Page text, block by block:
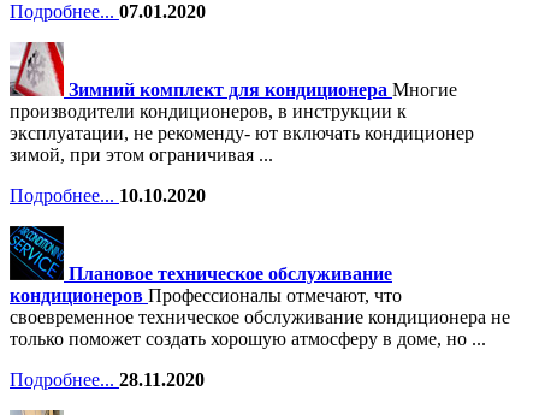
Подробнее... 07.01.2020
Зимний комплект для кондиционера Многие
производители кондиционеров, в инструкции к
эксплуатации, не рекоменду- ют включать кондиционер
зимой, при этом ограничивая ...
Подробнее... 10.10.2020
Плановое техническое обслуживание
кондиционеров Профессионалы отмечают, что
своевременное техническое обслуживание кондиционера не
только поможет создать хорошую атмосферу в доме, но ...
Подробнее... 28.11.2020